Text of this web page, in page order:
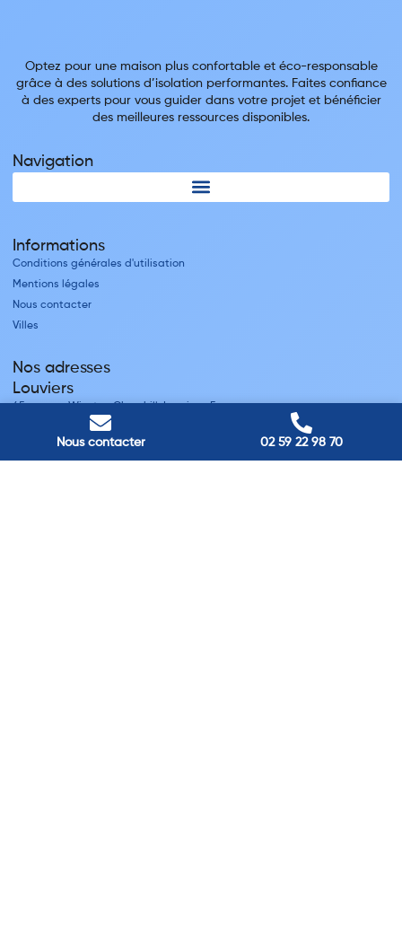
Nous contacter 02 59 22 98 70
Optez pour une maison plus confortable et éco-responsable
grâce à des solutions d’isolation performantes. Faites confiance
à des experts pour vous guider dans votre projet et bénéficier
des meilleures ressources disponibles.
Navigation
Informations
Conditions générales d'utilisation
Mentions légales
Nous contacter
Villes
Nos adresses
Louviers
45 avenue Winston Churchill, Louviers, France
Pont-Audemer
9 Rue du Président Georges Pompidou, Pont-Audemer, France
Rouen